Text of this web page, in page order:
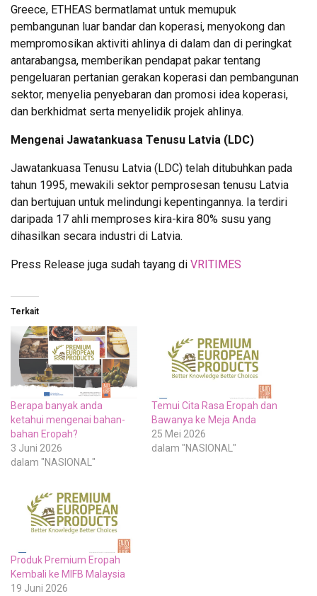
Greece, ETHEAS bermatlamat untuk memupuk
pembangunan luar bandar dan koperasi, menyokong dan
mempromosikan aktiviti ahlinya di dalam dan di peringkat
antarabangsa, memberikan pendapat pakar tentang
pengeluaran pertanian gerakan koperasi dan pembangunan
sektor, menyelia penyebaran dan promosi idea koperasi,
dan berkhidmat serta menyelidik projek ahlinya.
Mengenai Jawatankuasa Tenusu Latvia (LDC)
Jawatankuasa Tenusu Latvia (LDC) telah ditubuhkan pada
tahun 1995, mewakili sektor pemprosesan tenusu Latvia
dan bertujuan untuk melindungi kepentingannya. Ia terdiri
daripada 17 ahli memproses kira-kira 80% susu yang
dihasilkan secara industri di Latvia.
Press Release juga sudah tayang di VRITIMES
Terkait
Berapa banyak anda
ketahui mengenai bahan-
bahan Eropah?
3 Juni 2026
dalam "NASIONAL"
Temui Cita Rasa Eropah dan
Bawanya ke Meja Anda
25 Mei 2026
dalam "NASIONAL"
Produk Premium Eropah
Kembali ke MIFB Malaysia
19 Juni 2026